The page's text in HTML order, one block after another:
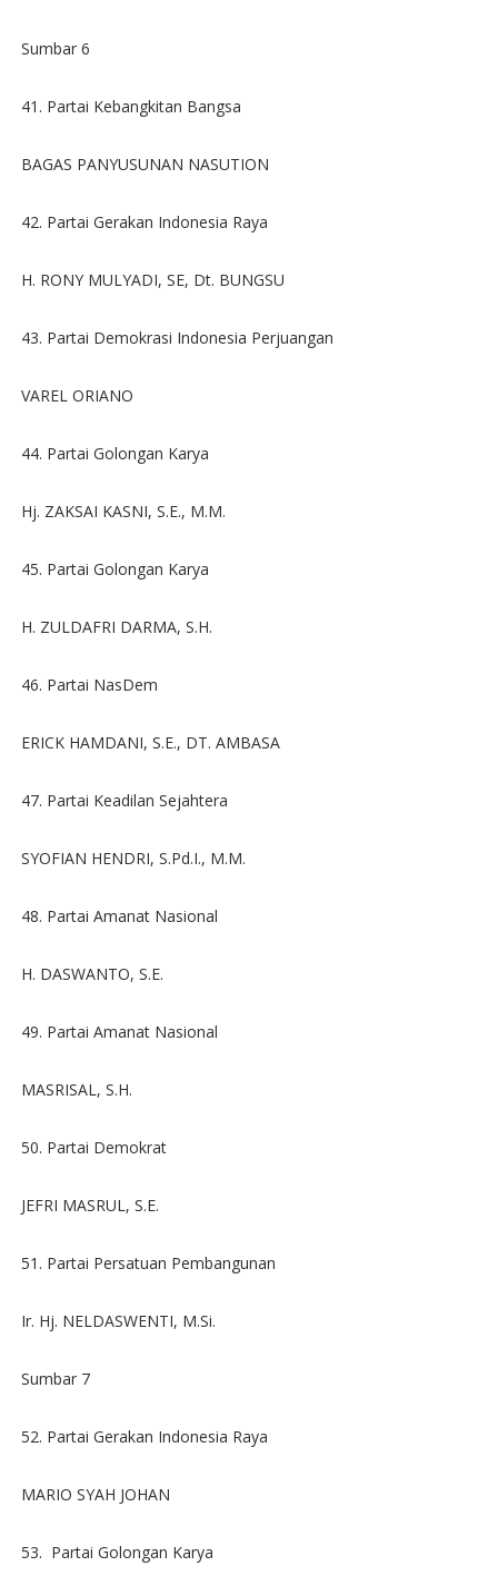
Sumbar 6
41. Partai Kebangkitan Bangsa
BAGAS PANYUSUNAN NASUTION
42. Partai Gerakan Indonesia Raya
H. RONY MULYADI, SE, Dt. BUNGSU
43. Partai Demokrasi Indonesia Perjuangan
VAREL ORIANO
44. Partai Golongan Karya
Hj. ZAKSAI KASNI, S.E., M.M.
45. Partai Golongan Karya
H. ZULDAFRI DARMA, S.H.
46. Partai NasDem
ERICK HAMDANI, S.E., DT. AMBASA
47. Partai Keadilan Sejahtera
SYOFIAN HENDRI, S.Pd.I., M.M.
48. Partai Amanat Nasional
H. DASWANTO, S.E.
49. Partai Amanat Nasional
MASRISAL, S.H.
50. Partai Demokrat
JEFRI MASRUL, S.E.
51. Partai Persatuan Pembangunan
Ir. Hj. NELDASWENTI, M.Si.
Sumbar 7
52. Partai Gerakan Indonesia Raya
MARIO SYAH JOHAN
53. Partai Golongan Karya